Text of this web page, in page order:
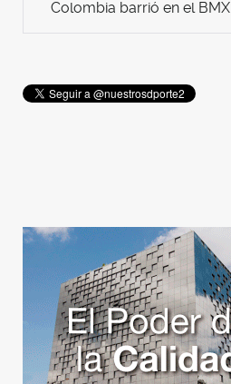
Colombia barrió en el BMX